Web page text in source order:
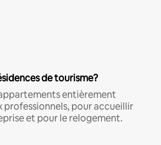
de tourisme?
entièrement
professionnels, pour accueillir
et pour le relogement.